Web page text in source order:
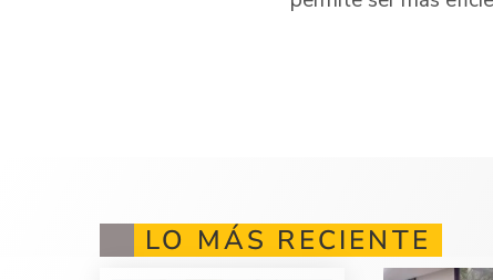
LO MÁS RECIENTE